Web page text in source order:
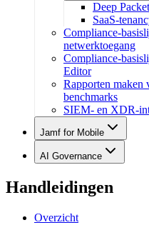
Deep
SaaS-
Compliance-
netwerktoegang
Compliance-
Editor
Rapporten maken
benchmarks
SIEM- en XDR-
Jamf for Mobile
AI Governance
Handleidingen
Overzicht